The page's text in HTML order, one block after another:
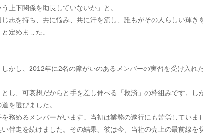
上下関係を助長していないか」と。
志を持ち、共に悩み、共に汗を流し、誰もがその人らしい輝き
定めました。
かし、2012年に2名の障がいのあるメンバーの実習を受け入れ
し、可哀想だからと手を差し伸べる「救済」の枠組みです。し
を選びました。
務めるメンバーがいます。当初は業務の遂行にも苦労していま
伴走を続けました。その結果、彼は今、当社の売上の最前線を